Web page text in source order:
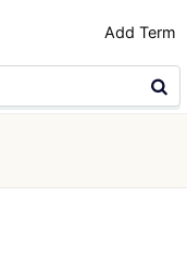
Add Term